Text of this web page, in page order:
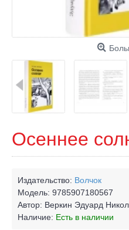
Осеннее
Издательство: Волчок
Модель: 9785907180567
Автор: Веркин Эдуард
Наличие: Есть в наличии